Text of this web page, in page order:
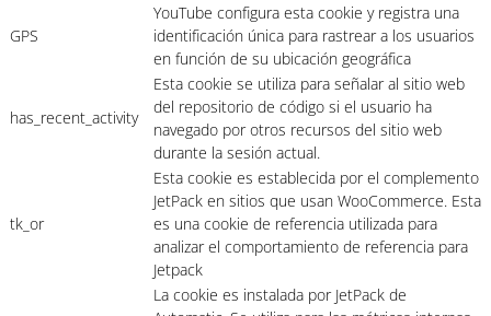
GPS
YouTube configura esta cookie y registra una
identificación única para rastrear a los usuarios
en función de su ubicación geográfica
has_recent_activity
Esta cookie se utiliza para señalar al sitio web
del repositorio de código si el usuario ha
navegado por otros recursos del sitio web
durante la sesión actual.
tk_or
Esta cookie es establecida por el complemento
JetPack en sitios que usan WooCommerce. Esta
es una cookie de referencia utilizada para
analizar el comportamiento de referencia para
Jetpack
La cookie es instalada por JetPack de